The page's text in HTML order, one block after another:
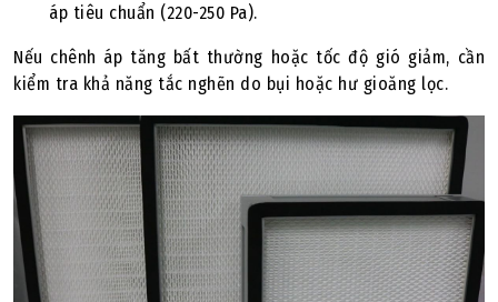
áp tiêu chuẩn (220-250 Pa).
Nếu chênh áp tăng bất thường hoặc tốc độ gió giảm, cần
kiểm tra khả năng tắc nghẽn do bụi hoặc hư gioăng lọc.